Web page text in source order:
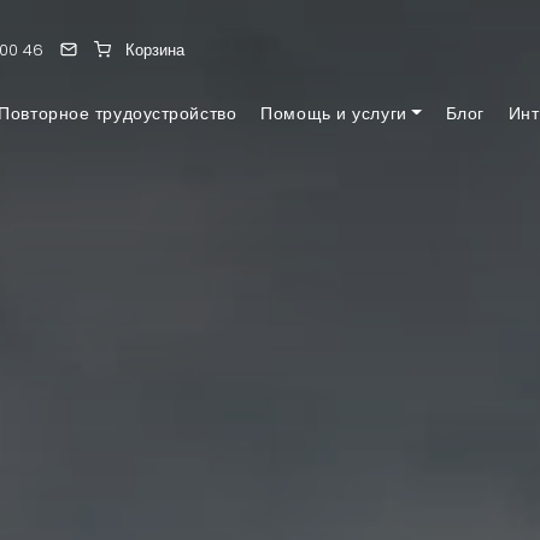
46 Корзина
трудоустройство Помощь и услуги Блог